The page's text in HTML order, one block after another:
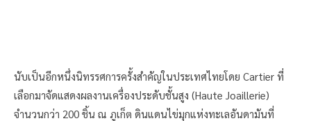
นับเป็นอีกหนึ่งนิทรรศการครั้งสำคัญในประเทศไทยโดย Cartier ที่
เลือกมาจัดแสดงผลงานเครื่องประดับชั้นสูง (Haute Joaillerie)
จำนวนกว่า 200 ชิ้น ณ ภูเก็ต ดินแดนไข่มุกแห่งทะเลอันดามันที่